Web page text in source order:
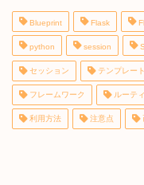
Blueprint Flask
python session
セッション テンプレー
フレームワーク ルーテ
利用方法 注意点